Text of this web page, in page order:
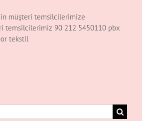
müşteri temsilcilerimize
temsilcilerimiz 90 212 5450110 pbx
tekstil